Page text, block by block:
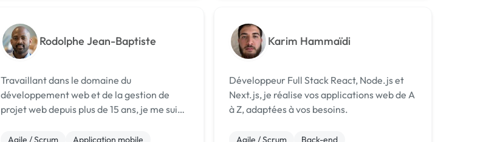
Rodolphe Jean-Baptiste
Travaillant dans le domaine du
développement web et de la gestion de
projet web depuis plus de 15 ans, je me suis
l'architecture MERN (MongoDB, ExpressJS,
Agile / Scrum Application mobile
Karim Hammaïdi
Développeur Full Stack React, Node.js et
Next.js, je réalise vos applications web de A
à Z, adaptées à vos besoins.
Agile / Scrum Back-end